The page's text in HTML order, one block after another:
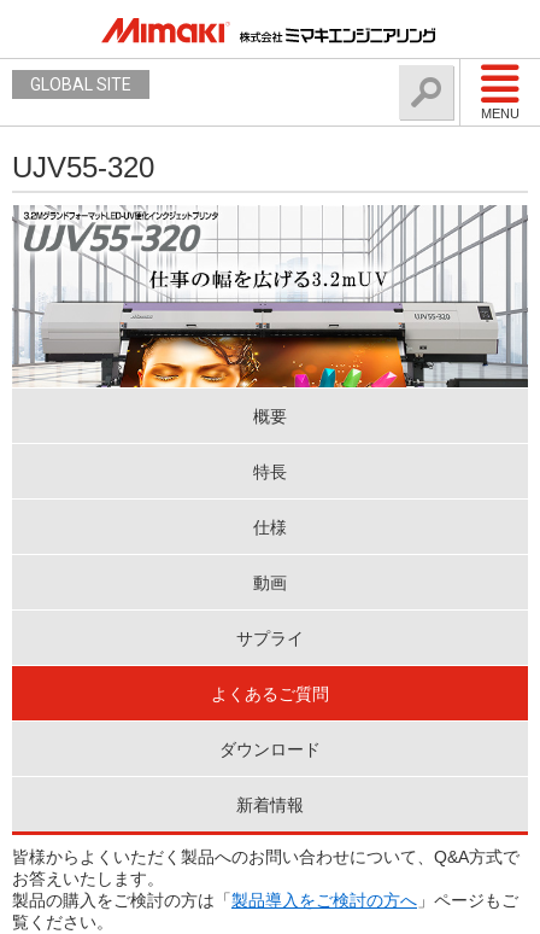
MENU
GLOBAL SITE
UJV55-320
概要
特長
仕様
動画
サプライ
よくあるご質問
ダウンロード
新着情報
皆様からよくいただく製品へのお問い合わせについて、Q&A方式で
お答えいたします。
製品の購入をご検討の方は「製品導入をご検討の方へ 」ページもご
覧ください。